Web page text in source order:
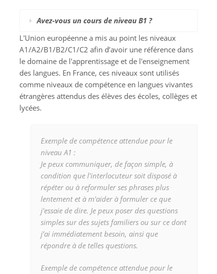
Avez-vous un cours de niveau B1 ?
L'Union européenne a mis au point les niveaux
A1/A2/B1/B2/C1/C2 afin d’avoir une référence dans
le domaine de l'apprentissage et de l'enseignement
des langues. En France, ces niveaux sont utilisés
comme niveaux de compétence en langues vivantes
étrangères attendus des élèves des écoles, collèges et
lycées.
Exemple de compétence attendue pour le
niveau A1 :
Je peux communiquer, de façon simple, à
condition que l'interlocuteur soit disposé à
répéter ou à reformuler ses phrases plus
lentement et à m'aider à formuler ce que
j'essaie de dire. Je peux poser des questions
simples sur des sujets familiers ou sur ce dont
j’ai immédiatement besoin, ainsi que
répondre à de telles questions.
Exemple de compétence attendue pour le